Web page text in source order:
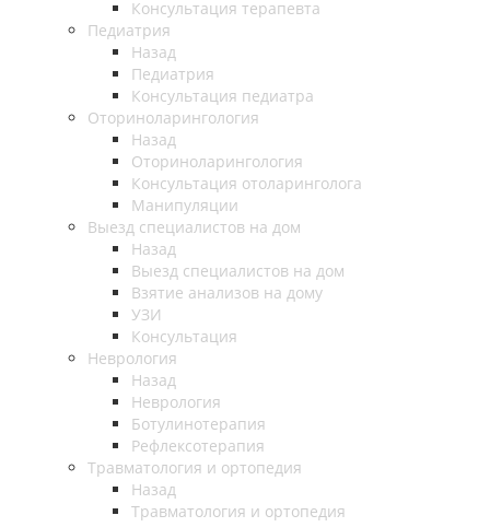
Консультация терапевта
Педиатрия
Назад
Педиатрия
Консультация педиатра
Оториноларингология
Назад
Оториноларингология
Консультация отоларинголога
Манипуляции
Выезд специалистов на дом
Назад
Выезд специалистов на дом
Взятие анализов на дому
УЗИ
Консультация
Неврология
Назад
Неврология
Ботулинотерапия
Рефлексотерапия
Травматология и ортопедия
Назад
Травматология и ортопедия